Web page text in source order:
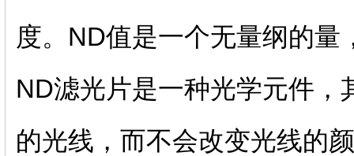
度。ND值是一个无量纲的量
ND滤光片是一种光学元件
的光线，而不会改变光线的